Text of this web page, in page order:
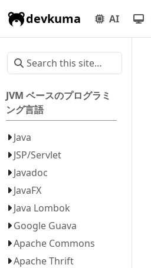
devkuma AI
JVM ベースのプログラミ
ング言語
Java
JSP/Servlet
Javadoc
JavaFX
Java Lombok
Google Guava
Apache Commons
Apache Thrift